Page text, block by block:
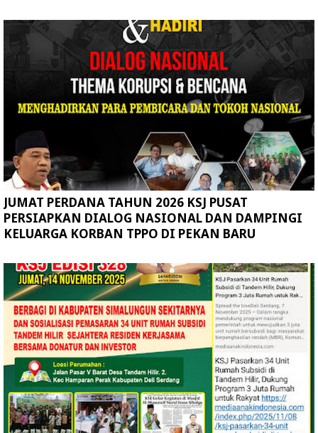
JUMAT PERDANA TAHUN 2026 KSJ PUSAT
PERSIAPKAN DIALOG NASIONAL DAN DAMPINGI
KELUARGA KORBAN TPPO DI PEKAN BARU